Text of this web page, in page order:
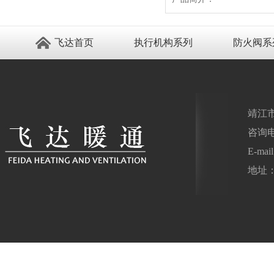
飞达首页 执行机构系列 防火阀
靖江
咨询
E-
地址